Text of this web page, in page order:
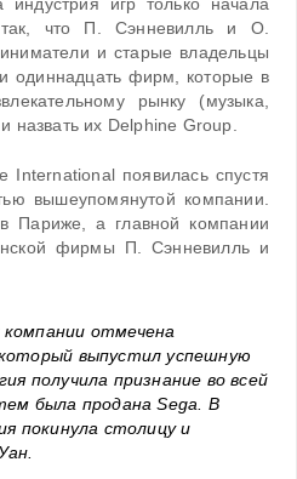
индустрия игр только начала
так, что П. Сэнневилль и О.
и старые владельцы
одиннадцать фирм, которые в
рынку (музыка,
назвать их Delphine Group.
появилась спустя
вышеупомянутой компании.
а главной компании
фирмы П. Сэнневилль и
отмечена
выпустил успешную
получила признание во всей
была продана Sega. В
покинула столицу и